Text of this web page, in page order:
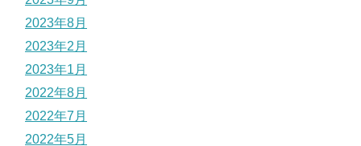
2023年8月
2023年2月
2023年1月
2022年8月
2022年7月
2022年5月